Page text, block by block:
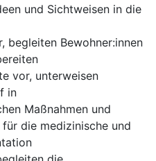
und Sichtweisen in die
begleiten Bewohner:innen
vor, unterweisen
in
Maßnahmen und
die medizinische und